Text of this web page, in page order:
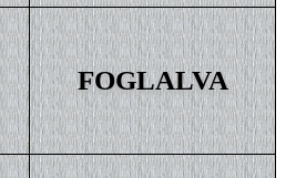
FOGLALVA